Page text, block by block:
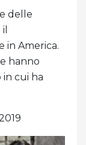
delle
in America.
hanno
cui ha